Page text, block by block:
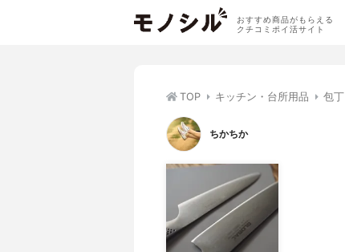
おすすめ商品がもらえる
クチコミポイ活サイト
TOP キッチン・台所用品 包丁
ちかちか